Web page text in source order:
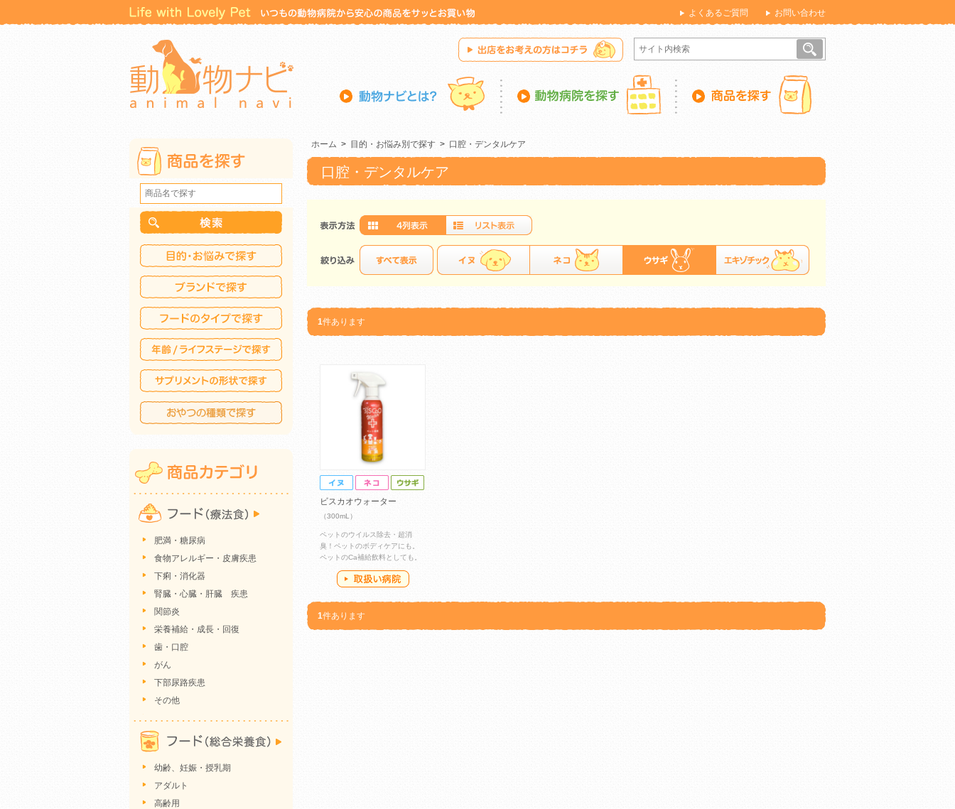
よくあるご質問 お問い合わせ
ホーム > 目的・お悩み別で探す > 口腔・デンタルケア
口腔・デンタルケア
1件あります
ビスカオウォーター
（300mL）
ペットのウイルス除去・超消
臭！ペットのボディケアにも。
ペットのCa補給飲料としても。
1件あります
肥満・糖尿病
食物アレルギー・皮膚疾患
下痢・消化器
腎臓・心臓・肝臓 疾患
関節炎
栄養補給・成長・回復
歯・口腔
がん
下部尿路疾患
その他
幼齢、妊娠・授乳期
アダルト
高齢用